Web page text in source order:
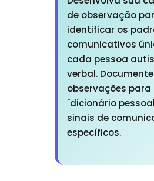
de observação
identificar os
comunicativos
cada pessoa
verbal.
observações para
"dicionário
sinais de
específicos.